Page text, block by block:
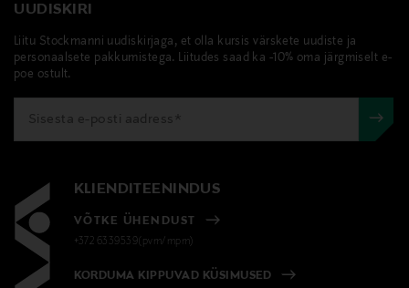
UUDISKIRI
Liitu Stockmanni uudiskirjaga, et olla kursis värskete uudiste ja
personaalsete pakkumistega. Liitudes saad ka -10% oma järgmiselt e-
poe ostult.
KLIENDITEENINDUS
VÕTKE ÜHENDUST
+372 6339539(pvm/mpm)
KORDUMA KIPPUVAD KÜSIMUSED